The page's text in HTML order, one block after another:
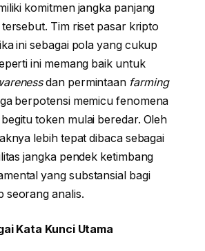
komitmen jangka panjang
Tim riset pasar kripto
ini sebagai pola yang cukup
ini memang baik untuk
dan permintaan farming
berpotensi memicu fenomena
token mulai beredar. Oleh
lebih tepat dibaca sebagai
jangka pendek ketimbang
yang substansial bagi
seorang analis.
Kata Kunci Utama